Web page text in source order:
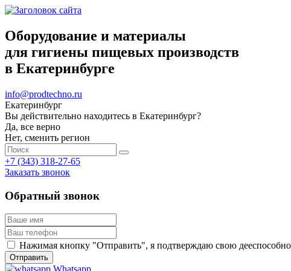
Оборудование и материалы
для гигиены пищевых производств
в Екатеринбурге
info@prodtechno.ru
Екатеринбург
Вы действительно находитесь в Екатеринбург?
Да, все верно
Нет, сменить регион
+7 (343) 318-27-65
Заказать звонок
Обратный звонок
Нажимая кнопку "Отправить", я подтверждаю свою